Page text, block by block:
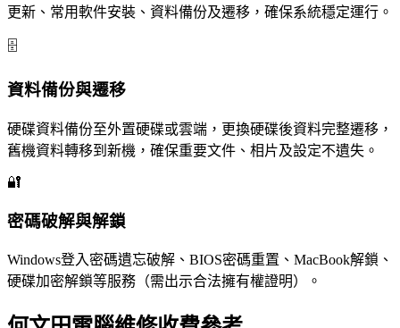
更新、常用軟件安裝、資料備份及遷移，確保系統穩定運行。
🗄️
資料備份與遷移
硬碟資料備份至外置硬碟或雲端，更換硬碟後資料完整遷移，
舊機資料轉移到新機，確保重要文件、相片及設定不遺失。
🔐
密碼破解與解鎖
Windows登入密碼遺忘破解、BIOS密碼重置、MacBook解鎖、
硬碟加密解鎖等服務（需出示合法擁有權證明）。